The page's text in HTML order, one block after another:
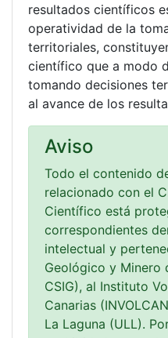
resultados científicos
operatividad de la
territoriales,
científico que a modo
tomando decisiones
al avance de los
Aviso
Todo el contenido
relacionado con el
Científico está
correspondientes
intelectual y
Geológico y Minero
CSIG), al Instituto
Canarias
La Laguna (ULL).